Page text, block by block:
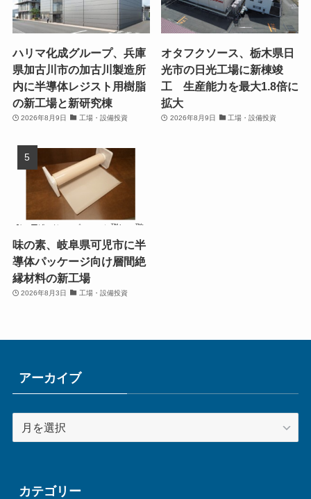
ハリマ化成グループ、兵庫
県加古川市の加古川製造所
内に半導体レジスト用樹脂
の新工場と新研究棟
2026年8月9日 工場・設備投資
オタフクソース、栃木県日
光市の日光工場に新棟竣
工 生産能力を最大1.8倍に
拡大
2026年8月9日 工場・設備投資
味の素、岐阜県可児市に半
導体パッケージ向け層間絶
縁材料の新工場
2026年8月3日 工場・設備投資
アーカイブ
ー
ブカテゴリー